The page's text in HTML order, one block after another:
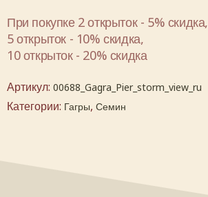
При покупке 2 открыток - 5% скидка,
5 открыток - 10% скидка,
10 открыток - 20% скидка
Артикул: 00688_Gagra_Pier_storm_view_ru
Категории: Гагры, Семин